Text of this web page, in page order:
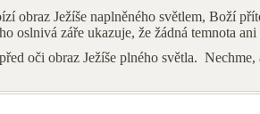
obraz Ježíše naplněného světlem, Boží
oslnivá záře ukazuje, že žádná temnota
oči obraz Ježíše plného světla.